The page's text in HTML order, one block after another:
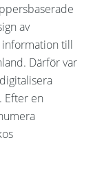
av
till
Därför var
Efter en